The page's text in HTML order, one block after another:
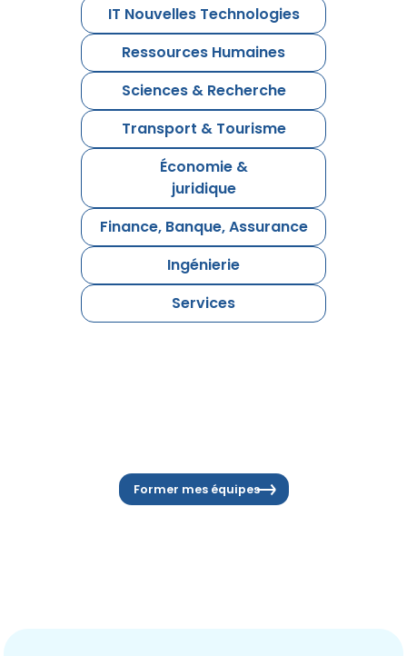
IT Nouvelles Technologies
Ressources Humaines
Sciences & Recherche
Transport & Tourisme
Économie &
juridique
Finance, Banque, Assurance
Ingénierie
Services
Former mes équipes